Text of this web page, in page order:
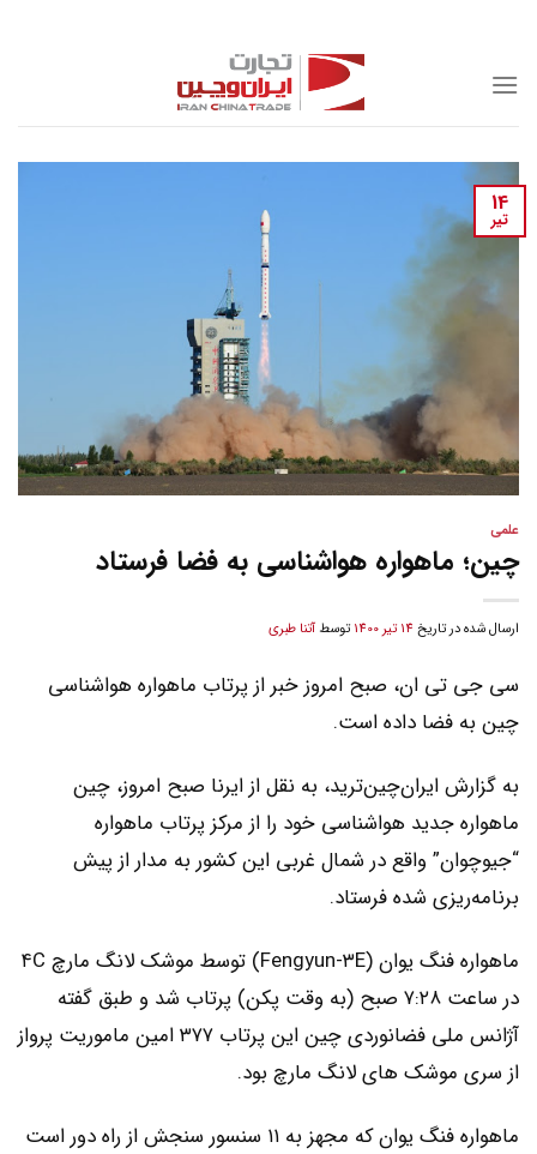
content
14
تیر
علمی
چین؛ ماهواره هواشناسی به فضا فرستاد
ارسال شده در تاریخ 14 تیر 1400 توسط آتنا طبری
سی جی تی ان، صبح امروز خبر از پرتاب ماهواره هواشناسی
چین به فضا داده است.
به گزارش ایران‌چین‌ترید، به نقل از ایرنا صبح امروز، چین
ماهواره جدید هواشناسی خود را از مرکز پرتاب ماهواره
“جیوچوان” واقع در شمال غربی این کشور به مدار از پیش
برنامه‌ریزی شده فرستاد.
ماهواره فنگ یوان (Fengyun-۳E) توسط موشک لانگ مارچ ۴C
در ساعت ۷:۲۸ صبح (به وقت پکن) پرتاب شد و طبق گفته
آژانس ملی فضانوردی چین این پرتاب ۳۷۷ امین ماموریت پرواز
از سری موشک های لانگ مارچ بود.
ماهواره فنگ یوان که مجهز به ۱۱ سنسور سنجش از راه دور است